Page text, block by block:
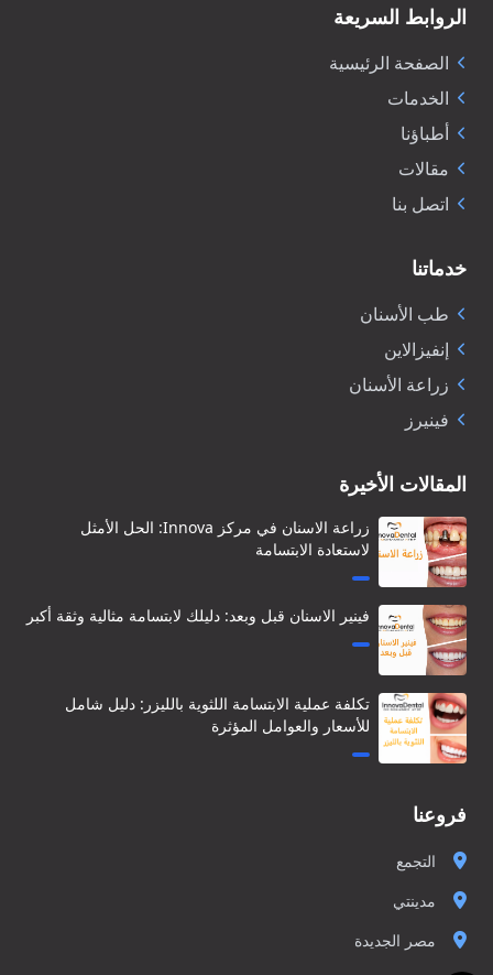
الروابط السريعة
الصفحة الرئيسية
الخدمات
أطباؤنا
مقالات
اتصل بنا
خدماتنا
طب الأسنان
إنفيزالاين
زراعة الأسنان
فينيرز
المقالات الأخيرة
زراعة الاسنان في مركز Innova: الحل الأمثل
لاستعادة الابتسامة
فينير الاسنان قبل وبعد: دليلك لابتسامة مثالية وثقة أكبر
تكلفة عملية الابتسامة اللثوية بالليزر: دليل شامل
للأسعار والعوامل المؤثرة
فروعنا
التجمع
مدينتي
مصر الجديدة